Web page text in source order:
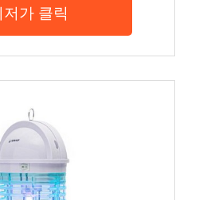
저가 클릭